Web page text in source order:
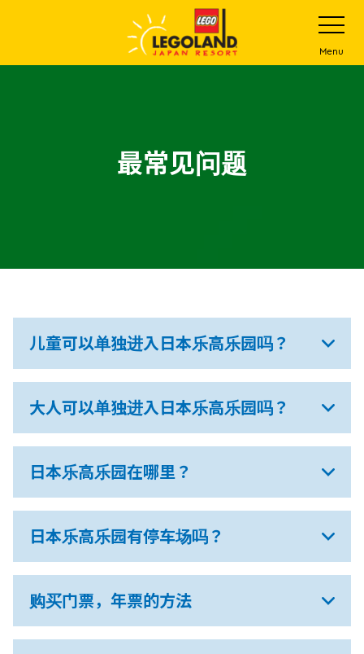
主
打
开
网
站
菜
单
Menu
最常见问题
儿童可以单独进入日本乐高乐园吗？
大人可以单独进入日本乐高乐园吗？
日本乐高乐园在哪里？
日本乐高乐园有停车场吗？
购买门票，年票的方法